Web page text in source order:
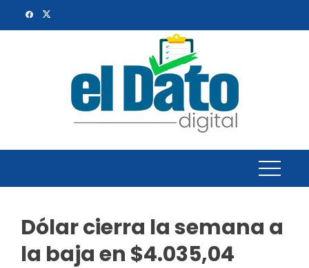
Dólar cierra la semana a
la baja en $4.035,04